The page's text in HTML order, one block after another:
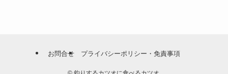
お問合せ プライバシーポリシー・免責事項